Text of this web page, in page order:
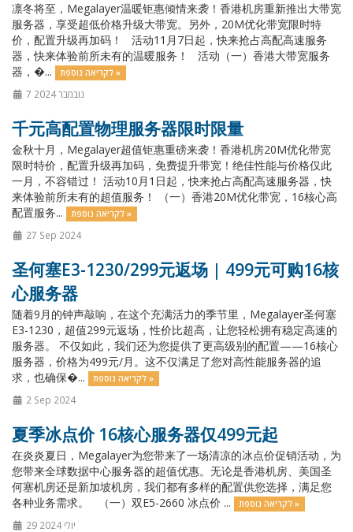
凛冬将至，Megalayer温暖钜惠倾情来袭！香港机房重新推出大带宽
服务器，享受超低价格升级大带宽。另外，20M优化带宽限时特
价，配置升级再加码！ 活动11月7日起，快来抢占高配高速服务
器，快来体验前所未有的温暖服务！ 活动（一）香港大带宽服务
器，�...
לקריאה נוספת »
7 נובמבר 2024
千元高配置物理服务器限时限量
金秋十月，Megalayer超值钜惠重磅来袭！香港机房20M优化带宽
限时特价，配置升级再加码，免费提升带宽！绝佳性能与价格仅此
一月，不容错过！ 活动10月1日起，快来抢占高配高速服务器，快
来体验前所未有的超值服务！ （一）香港20M优化带宽，16核心高
配置服务...
לקריאה נוספת »
27 Sep 2024
圣何塞E3-1230/299元返场 | 499元可购16核
心服务器
随着9月的钟声敲响，在这个充满活力的季节里，Megalayer圣何塞
E3-1230，超值299元返场，性价比超高，让您轻松拥有稳定高速的
服务器。 不仅如此，我们还为您提供了更高级别的配置——16核心
服务器，价格为499元/月。这不仅满足了您对高性能服务器的追
求，也确保�...
לקריאה נוספת »
2 Sep 2024
夏季冰点价 16核心服务器仅499元起
在炎炎夏日，Megalayer为您带来了一场清凉的冰点价促销活动，为
您带来全球数据中心服务器的超值优惠。无论是香港机房、美国圣
何塞机房还是新加坡机房，我们都有多样的配置供您选择，满足您
各种业务需求。 （一）双E5-2660 冰点价 ...
לקריאה נוספת »
29 יולי 2024